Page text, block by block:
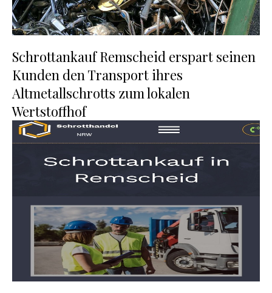
Schrottankauf Remscheid erspart seinen
Kunden den Transport ihres
Altmetallschrotts zum lokalen
Wertstoffhof